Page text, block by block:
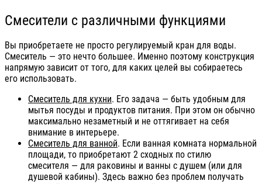
Смесители с различными функциями
Вы приобретаете не просто регулируемый кран для воды.
Смеситель — это нечто большее. Именно поэтому конструкция
напрямую зависит от того, для каких целей вы собираетесь
его использовать.
Смеситель для кухни. Его задача — быть удобным для
мытья посуды и продуктов питания. При этом он обычно
максимально незаметный и не оттягивает на себя
внимание в интерьере.
Смеситель для ванной. Если ванная комната нормальной
площади, то приобретают 2 сходных по стилю
смесителя — для раковины и ванны с душем (или для
душевой кабины). Здесь важно без проблем получать